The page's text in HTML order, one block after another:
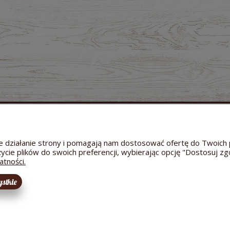
Przechowalnia
Reklamacja towaru
Bezpieczeństwo dostawy
działanie strony i pomagają nam dostosować ofertę do
plików do swoich preferencji, wybierając opcję "Dostosuj